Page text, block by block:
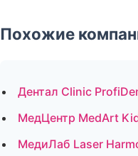
Похожие
Дентал Clinic
МедЦентр MedArt
МедиЛаб Laser